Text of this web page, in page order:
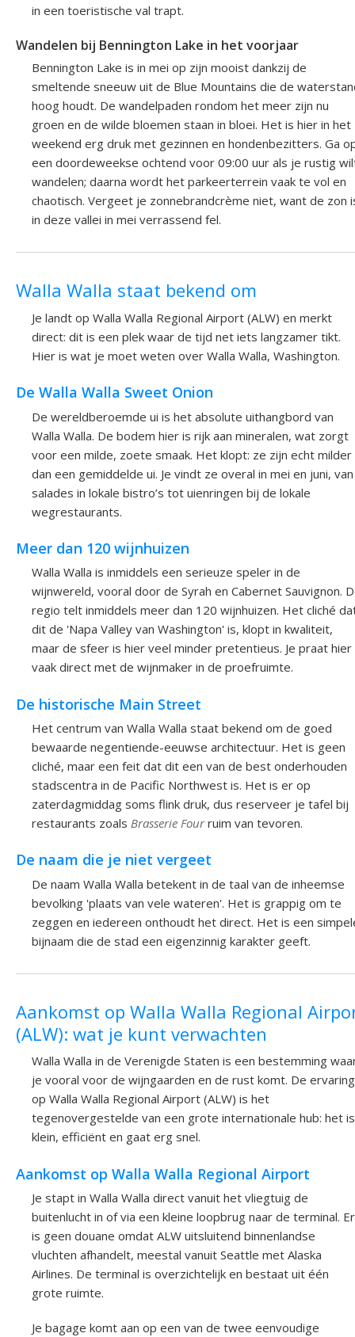
in een toeristische val trapt.
Wandelen bij Bennington Lake in het voorjaar
Bennington Lake is in mei op zijn mooist dankzij de
smeltende sneeuw uit de Blue Mountains die de
hoog houdt. De wandelpaden rondom het meer zijn nu
groen en de wilde bloemen staan in bloei. Het is hier in het
weekend erg druk met gezinnen en hondenbezitters. Ga
een doordeweekse ochtend voor 09:00 uur als je rustig
wandelen; daarna wordt het parkeerterrein vaak te vol en
chaotisch. Vergeet je zonnebrandcrème niet, want de zon
in deze vallei in mei verrassend fel.
Walla Walla staat bekend om
Je landt op Walla Walla Regional Airport (ALW) en merkt
direct: dit is een plek waar de tijd net iets langzamer tikt.
Hier is wat je moet weten over Walla Walla, Washington.
De Walla Walla Sweet Onion
De wereldberoemde ui is het absolute uithangbord van
Walla Walla. De bodem hier is rijk aan mineralen, wat zorgt
voor een milde, zoete smaak. Het klopt: ze zijn echt milder
dan een gemiddelde ui. Je vindt ze overal in mei en juni, van
salades in lokale bistro’s tot uienringen bij de lokale
wegrestaurants.
Meer dan 120 wijnhuizen
Walla Walla is inmiddels een serieuze speler in de
wijnwereld, vooral door de Syrah en Cabernet Sauvignon.
regio telt inmiddels meer dan 120 wijnhuizen. Het cliché
dit de 'Napa Valley van Washington' is, klopt in kwaliteit,
maar de sfeer is hier veel minder pretentieus. Je praat hier
vaak direct met de wijnmaker in de proefruimte.
De historische Main Street
Het centrum van Walla Walla staat bekend om de goed
bewaarde negentiende-eeuwse architectuur. Het is geen
cliché, maar een feit dat dit een van de best onderhouden
stadscentra in de Pacific Northwest is. Het is er op
zaterdagmiddag soms flink druk, dus reserveer je tafel bij
restaurants zoals Brasserie Fourruim van tevoren.
De naam die je niet vergeet
De naam Walla Walla betekent in de taal van de inheemse
bevolking 'plaats van vele wateren'. Het is grappig om te
zeggen en iedereen onthoudt het direct. Het is een
bijnaam die de stad een eigenzinnig karakter geeft.
Aankomst op Walla Walla Regional
(ALW): wat je kunt verwachten
Walla Walla in de Verenigde Staten is een bestemming
je vooral voor de wijngaarden en de rust komt. De ervaring
op Walla Walla Regional Airport (ALW) is het
tegenovergestelde van een grote internationale hub: het is
klein, efficiënt en gaat erg snel.
Aankomst op Walla Walla Regional Airport
Je stapt in Walla Walla direct vanuit het vliegtuig de
buitenlucht in of via een kleine loopbrug naar de terminal. Er
is geen douane omdat ALW uitsluitend binnenlandse
vluchten afhandelt, meestal vanuit Seattle met Alaska
Airlines. De terminal is overzichtelijk en bestaat uit één
grote ruimte.
Je bagage komt aan op een van de twee eenvoudige